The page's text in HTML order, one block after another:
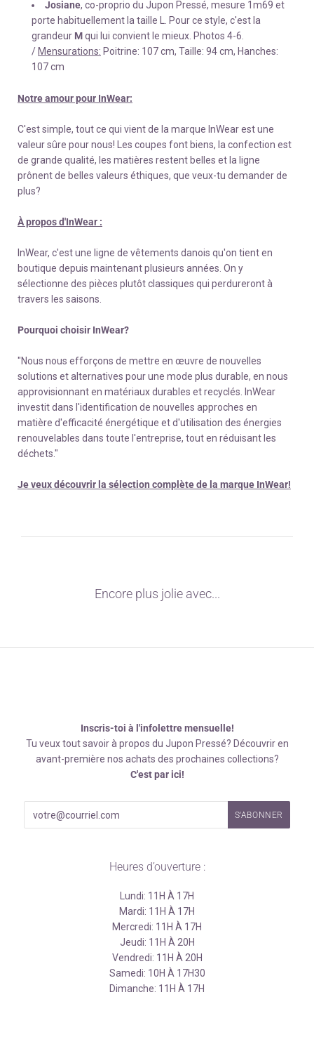
Josiane, co-proprio du Jupon Pressé, mesure 1m69 et
porte habituellement la taille L. Pour ce style, c'est la
grandeur Mqui lui convient le mieux. Photos 4-6.
/ Mensurations: Poitrine: 107 cm, Taille: 94 cm, Hanches:
107 cm
Notre amour pour InWear:
C'est simple, tout ce qui vient de la marque InWear est une
valeur sûre pour nous! Les coupes font biens, la confection est
de grande qualité, les matières restent belles et la ligne
prônent de belles valeurs éthiques, que veux-tu demander de
plus?
À propos d'InWear :
InWear, c'est une ligne de vêtements danois qu'on tient en
boutique depuis maintenant plusieurs années. On y
sélectionne des pièces plutôt classiques qui perdureront à
travers les saisons.
Pourquoi choisir InWear?
"Nous nous efforçons de mettre en œuvre de nouvelles
solutions et alternatives pour une mode plus durable, en nous
approvisionnant en matériaux durables et recyclés. InWear
investit dans l'identification de nouvelles approches en
matière d'efficacité énergétique et d'utilisation des énergies
renouvelables dans toute l'entreprise, tout en réduisant les
déchets."
Je veux découvrir la sélection complète de la marque InWear!
Encore plus jolie avec...
Inscris-toi à l'infolettre mensuelle!
Tu veux tout savoir à propos du Jupon Pressé? Découvrir en
avant-première nos achats des prochaines collections?
C'est par ici!
Heures d’ouverture :
Lundi: 11H À 17H
Mardi: 11H À 17H
Mercredi: 11H À 17H
Jeudi: 11H À 20H
Vendredi: 11H À 20H
Samedi: 10H À 17H30
Dimanche: 11H À 17H